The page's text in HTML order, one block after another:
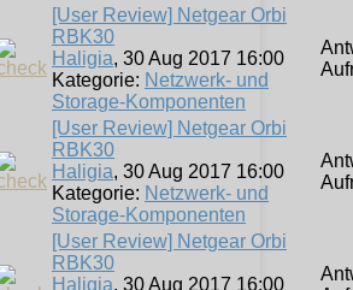
[User Review] Netgear Orbi
RBK30
Haligia, 30 Aug 2017 16:00
Kategorie: Netzwerk- und
Storage-Komponenten
[User Review] Netgear Orbi
RBK30
Haligia, 30 Aug 2017 16:00
Kategorie: Netzwerk- und
Storage-Komponenten
[User Review] Netgear Orbi
RBK30
Haligia, 30 Aug 2017 16:00